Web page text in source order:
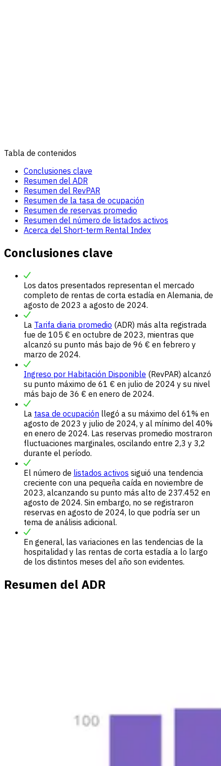
Tabla de contenidos
Conclusiones clave
Resumen del ADR
Resumen del RevPAR
Resumen de la tasa de ocupación
Resumen de reservas promedio
Resumen del número de listados activos
Acerca del Short-term Rental Index
Conclusiones clave
Los datos presentados representan el mercado
completo de rentas de corta estadía en Alemania, de
agosto de 2023 a agosto de 2024.
La Tarifa diaria promedio (ADR) más alta registrada
fue de 105 € en octubre de 2023, mientras que
alcanzó su punto más bajo de 96 € en febrero y
marzo de 2024.
Ingreso por Habitación Disponible (RevPAR) alcanzó
su punto máximo de 61 € en julio de 2024 y su nivel
más bajo de 36 € en enero de 2024.
La tasa de ocupación llegó a su máximo del 61% en
agosto de 2023 y julio de 2024, y al mínimo del 40%
en enero de 2024. Las reservas promedio mostraron
fluctuaciones marginales, oscilando entre 2,3 y 3,2
durante el período.
El número de listados activos siguió una tendencia
creciente con una pequeña caída en noviembre de
2023, alcanzando su punto más alto de 237.452 en
agosto de 2024. Sin embargo, no se registraron
reservas en agosto de 2024, lo que podría ser un
tema de análisis adicional.
En general, las variaciones en las tendencias de la
hospitalidad y las rentas de corta estadía a lo largo
de los distintos meses del año son evidentes.
Resumen del ADR